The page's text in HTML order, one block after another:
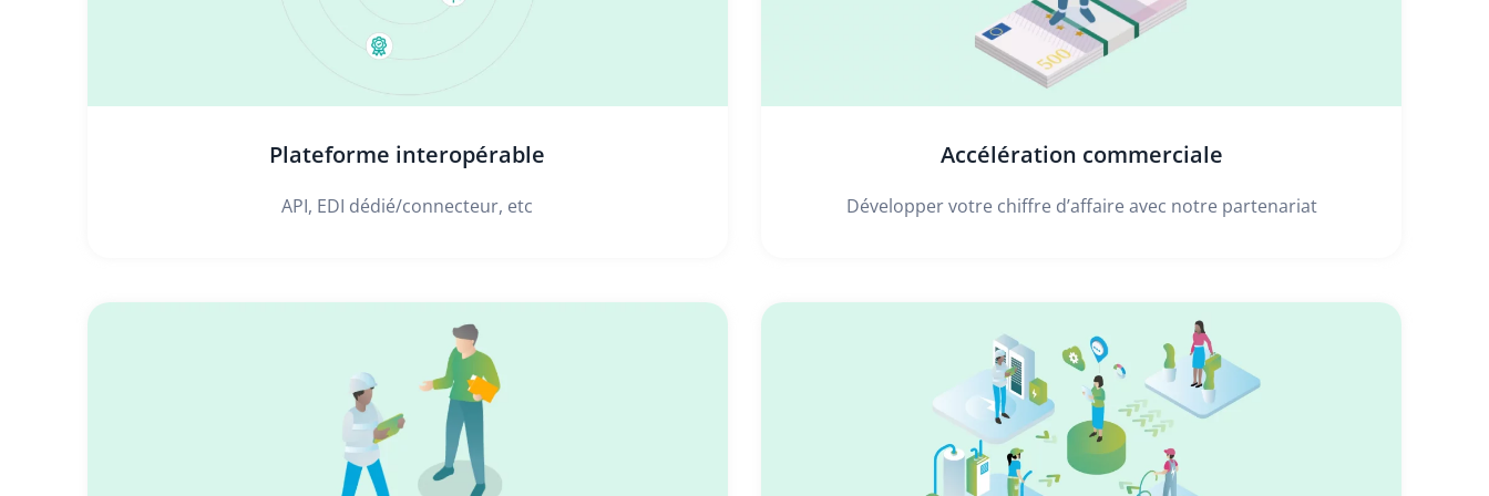
Plateforme interopérable
API, EDI dédié/connecteur, etc
Accélération commerciale
Développer votre chiffre d’affaire avec notre partenariat